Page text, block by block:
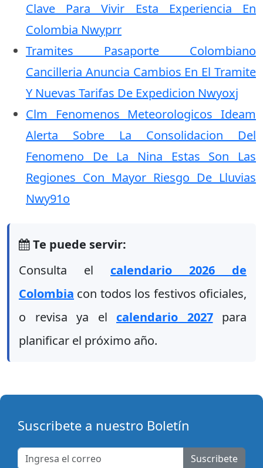
Clave Para Vivir Esta Experiencia En
Colombia Nwyprr
Tramites Pasaporte Colombiano
Cancilleria Anuncia Cambios En El Tramite
Y Nuevas Tarifas De Expedicion Nwyoxj
Clm Fenomenos Meteorologicos Ideam
Alerta Sobre La Consolidacion Del
Fenomeno De La Nina Estas Son Las
Regiones Con Mayor Riesgo De Lluvias
Nwy91o
Te puede servir:
Consulta el calendario 2026 de
Colombia con todos los festivos oficiales,
o revisa ya el calendario 2027para
planificar el próximo año.
Suscribete a nuestro Boletín
Suscribete